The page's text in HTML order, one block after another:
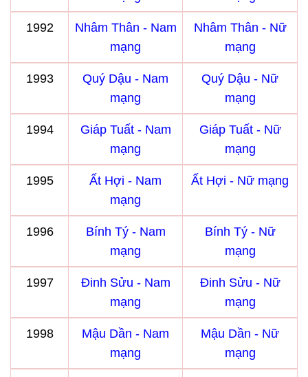
1992
Nhâm Thân - Nam
mạng
Nhâm Thân - Nữ
mạng
1993
Quý Dậu - Nam
mạng
Quý Dậu - Nữ
mạng
1994
Giáp Tuất - Nam
mạng
Giáp Tuất - Nữ
mạng
1995
Ất Hợi - Nam
mạng
Ất Hợi - Nữ mạng
1996
Bính Tý - Nam
mạng
Bính Tý - Nữ
mạng
1997
Đinh Sửu - Nam
mạng
Đinh Sửu - Nữ
mạng
1998
Mậu Dần - Nam
mạng
Mậu Dần - Nữ
mạng